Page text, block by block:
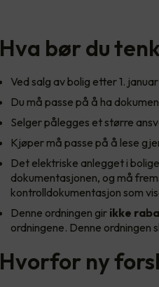
Hva bør du
Ved salg av bolig etter 1.
Du må passe på å ha
Selger pålegges et større
Kjøper må passe på å lese
Det elektriske anlegget i
dokumentasjonen, og må
kontrolldokumentasjon som
Denne ordningen gir ikke
ordningene. Denne ordningen
Hvorfor ny